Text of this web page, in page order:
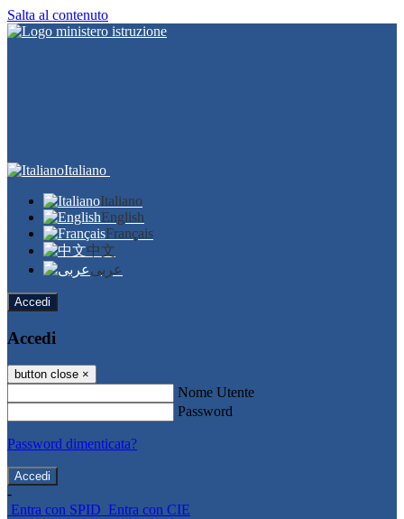
Salta al contenuto
Italiano
Italiano
English
Français
中文
عربى
Accedi
Accedi
button close ×
Nome Utente
Password
Password dimenticata?
-
Entra con SPID Entra con CIE